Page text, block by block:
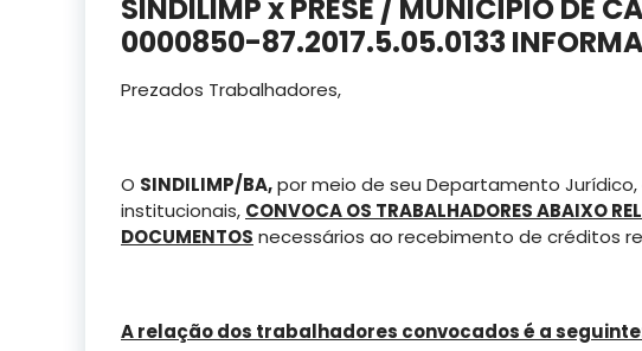
SINDILIMP x PRESE / MUNICÍPIO DE
0000850-87.2017.5.05.0133
Prezados Trabalhadores,
O SINDILIMP/BA,por meio de seu Departamento
institucionais, CONVOCA OS TRABALHADORES ABAIXO
DOCUMENTOS necessários ao recebimento de créditos
A relação dos trabalhadores convocados é a